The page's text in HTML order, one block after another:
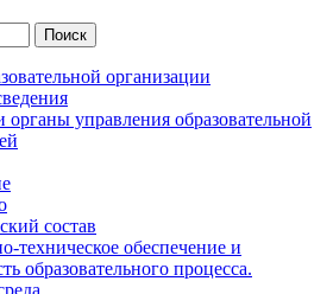
организации
органы управления образовательной
состав
техническое обеспечение и
образовательного процесса.